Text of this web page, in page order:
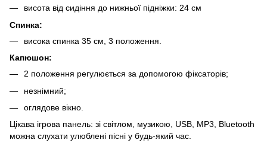
висота від сидіння до нижньої підніжки: 24 см
Спинка:
висока спинка 35 см, 3 положення.
Капюшон:
2 положення регулюється за допомогою фіксаторів;
незнімний;
оглядове вікно.
Цікава ігрова панель: зі світлом, музикою, USB, MP3, Bluetooth
можна слухати улюблені пісні у будь-який час.